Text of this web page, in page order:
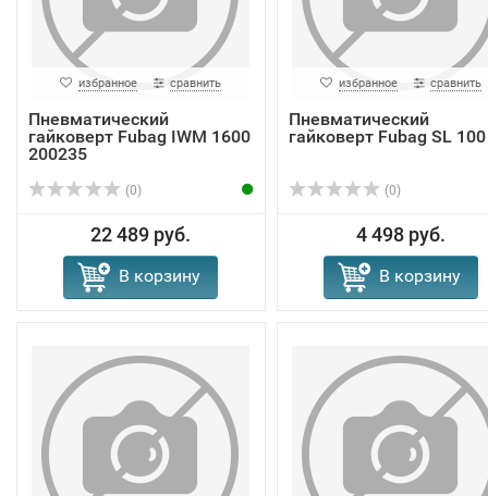
избранное сравнить
Пневматический
гайковерт Fubag IWM 1600
200235
(0)
22 489 руб.
В корзину
избранное сравнить
Пневматический
гайковерт Fubag SL 100
(0)
4 498 руб.
В корзину